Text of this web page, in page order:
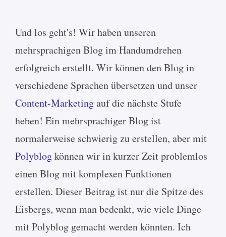
Und los geht's! Wir haben unseren
mehrsprachigen Blog im Handumdrehen
erfolgreich erstellt. Wir können den Blog in
verschiedene Sprachen übersetzen und unser
Content-Marketingauf die nächste Stufe
heben! Ein mehrsprachiger Blog ist
normalerweise schwierig zu erstellen, aber mit
Polyblogkönnen wir in kurzer Zeit problemlos
einen Blog mit komplexen Funktionen
erstellen. Dieser Beitrag ist nur die Spitze des
Eisbergs, wenn man bedenkt, wie viele Dinge
mit Polyblog gemacht werden könnten. Ich